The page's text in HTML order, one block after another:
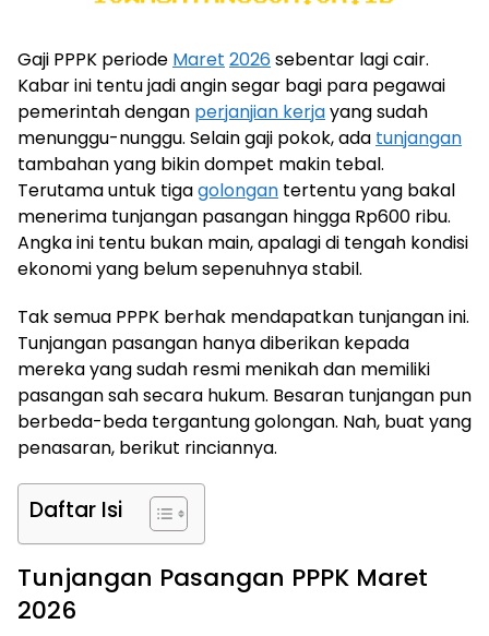
Gaji PPPK periode Maret 2026 sebentar lagi cair.
Kabar ini tentu jadi angin segar bagi para pegawai
pemerintah dengan perjanjian kerjayang sudah
menunggu-nunggu. Selain gaji pokok, ada tunjangan
tambahan yang bikin dompet makin tebal.
Terutama untuk tigagolongan tertentu yang bakal
menerima tunjangan pasangan hingga Rp600 ribu.
Angka ini tentu bukan main, apalagi di tengah kondisi
ekonomi yang belum sepenuhnya stabil.
Tak semua PPPK berhak mendapatkan tunjangan ini.
Tunjangan pasangan hanya diberikan kepada
mereka yang sudah resmi menikah dan memiliki
pasangan sah secara hukum. Besaran tunjangan pun
berbeda-beda tergantung golongan. Nah, buat yang
penasaran, berikut rinciannya.
Daftar Isi
Tunjangan Pasangan PPPK Maret
2026